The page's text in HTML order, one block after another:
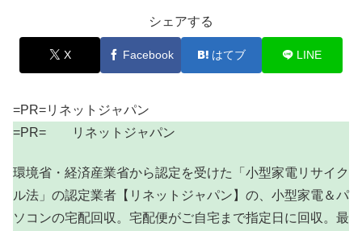
シェアする
X Facebook はてブ LINE
=PR=リネットジャパン
=PR= リネットジャパン
環境省・経済産業省から認定を受けた「小型家電リサイク
ル法」の認定業者【リネットジャパン】の、小型家電＆パ
ソコンの宅配回収。宅配便がご自宅まで指定日に回収。最